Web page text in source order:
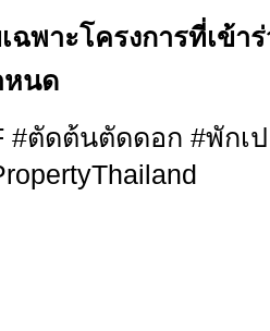
เฉพาะโครงการที่
หนด
#ตัดต้นตัดดอก #พักเ